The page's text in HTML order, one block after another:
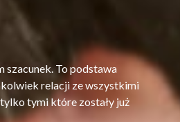
szacunek. To podstawa
relacji ze wszystkimi
tymi które zostały już